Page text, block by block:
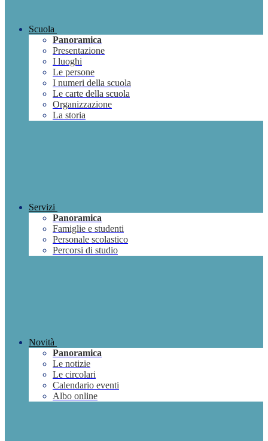
Scuola
Panoramica
Presentazione
I luoghi
Le persone
I numeri della scuola
Le carte della scuola
Organizzazione
La storia
Servizi
Panoramica
Famiglie e studenti
Personale scolastico
Percorsi di studio
Novità
Panoramica
Le notizie
Le circolari
Calendario eventi
Albo online